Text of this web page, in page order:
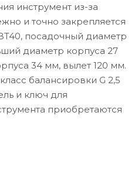
инструмент из-за
и точно закрепляется
посадочный диаметр
диаметр корпуса 27
34 мм, вылет 120 мм.
балансировки G 2,5
и ключ для
приобретаются